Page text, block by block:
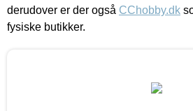
derudover er der også CChobby.dk
fysiske butikker.